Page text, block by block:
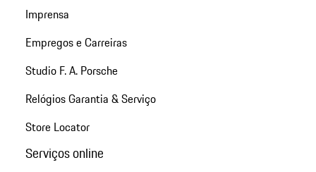
Imprensa
Empregos e Carreiras
Studio F. A. Porsche
Relógios Garantia & Serviço
Store Locator
Serviços online